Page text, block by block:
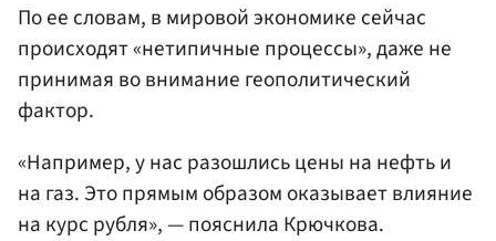
По ее словам, в мировой экономике сейчас
происходят «нетипичные процессы», даже не
принимая во внимание геополитический
фактор.
«Например, у нас разошлись цены на нефть и
на газ. Это прямым образом оказывает влияние
на курс рубля», — пояснила Крючкова.